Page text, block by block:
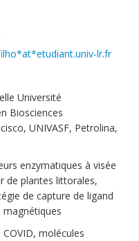
lr.fr
Université
Biosciences
UNIVASF, Petrolina,
enzymatiques à visée
de plantes littorales,
de capture de ligand
magnétiques
molécules